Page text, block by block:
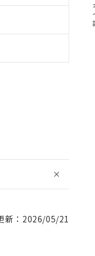
新：2026/05/21